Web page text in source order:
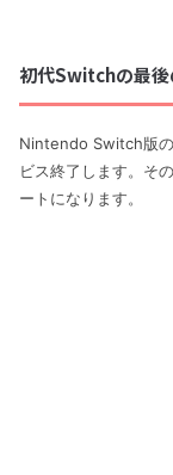
初代Switchの最後
Nintendo Switch版
ビス終了します。そ
ートになります。